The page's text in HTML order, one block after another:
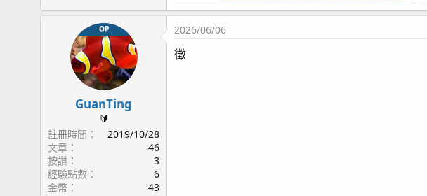
OP
GuanTing
🔰
註冊時間
2019/10/28
文章
46
按讚
3
經驗點數
6
金幣
43
2026/06/06
徵